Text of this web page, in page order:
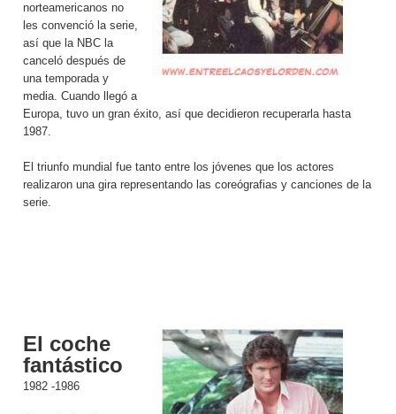
norteamericanos no
les convenció la serie,
así que la NBC la
canceló después de
una temporada y
media. Cuando llegó a
Europa, tuvo un gran éxito, así que decidieron recuperarla hasta
1987.
El triunfo mundial fue tanto entre los jóvenes que los actores
realizaron una gira representando las coreógrafias y canciones de la
serie.
El coche
fantástico
1982 -1986